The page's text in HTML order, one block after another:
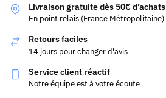
Livraison gratuite dès 50€ d’achats
En point relais (France Métropolitaine)
Retours faciles
14 jours pour changer d'avis
Service client réactif
Notre équipe est à votre écoute